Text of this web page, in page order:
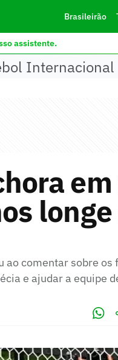
Brasileirão
assistente.
Internacional
ao comentar sobre
e ajudar a equipe